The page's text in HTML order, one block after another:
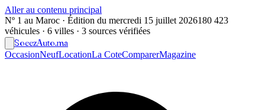
Aller au contenu principal
Nº 1 au Maroc · Édition du mercredi 15 juillet 2026180 423
véhicules · 6 villes · 3 sources vérifiées
SoeezAuto.ma
OccasionNeufLocationLa CoteComparerMagazine